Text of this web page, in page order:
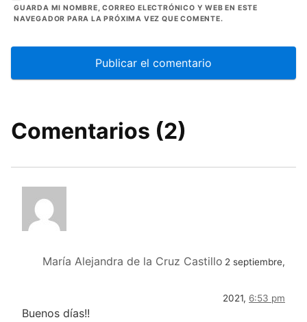
GUARDA MI NOMBRE, CORREO ELECTRÓNICO Y WEB EN ESTE
NAVEGADOR PARA LA PRÓXIMA VEZ QUE COMENTE.
Comentarios (2)
María Alejandra de la Cruz Castillo 2 septiembre,
2021, 6:53 pm
Buenos días!!